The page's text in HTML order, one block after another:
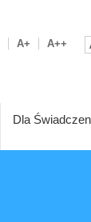
A+ A++
Dla